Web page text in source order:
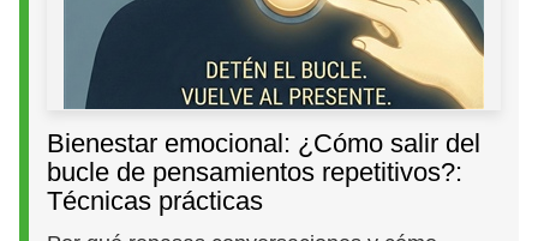
Bienestar emocional: ¿Cómo salir del
bucle de pensamientos repetitivos?:
Técnicas prácticas